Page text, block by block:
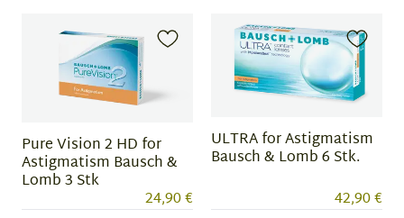
Pure Vision 2 HD for
Astigmatism Bausch &
Lomb 3 Stk
24,90 €
ULTRA for Astigmatism
Bausch & Lomb 6 Stk.
42,90 €